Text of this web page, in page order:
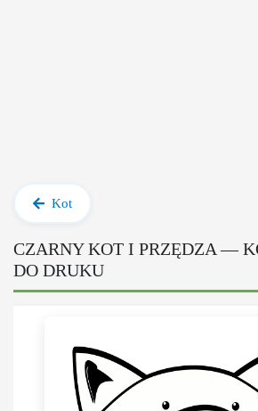
Kot
CZARNY KOT I PRZĘDZA —
DO DRUKU